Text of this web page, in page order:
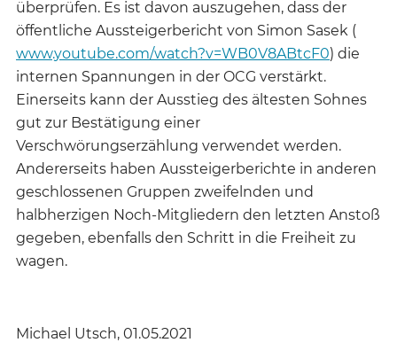
überprüfen. Es ist davon auszugehen, dass der
öffentliche Aussteigerbericht von Simon Sasek (
www.youtube.com/watch?v=WB0V8ABtcF0) die
internen Spannungen in der OCG verstärkt.
Einerseits kann der Ausstieg des ältesten Sohnes
gut zur Bestätigung einer
Verschwörungserzählung verwendet werden.
Andererseits haben Aussteigerberichte in anderen
geschlossenen Gruppen zweifelnden und
halbherzigen Noch-Mitgliedern den letzten Anstoß
gegeben, ebenfalls den Schritt in die Freiheit zu
wagen.
Michael Utsch, 01.05.2021